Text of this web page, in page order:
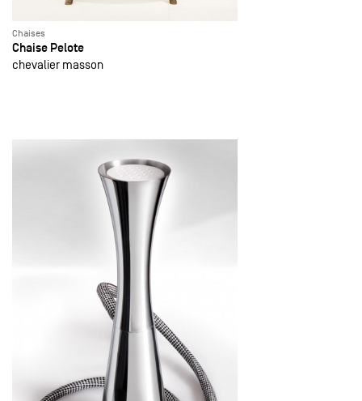
Chaises
Chaise Pelote
chevalier masson